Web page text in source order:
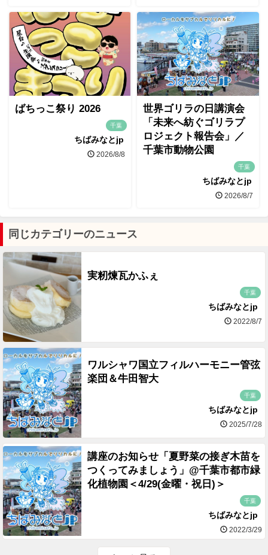
ばちっこ祭り 2026
千葉
ちばみなとjp
2026/8/8
世界ゴリラの日講演会
「未来へ紡ぐゴリラプ
ロジェクト報告会」／
千葉市動物公園
千葉
ちばみなとjp
2026/8/7
同じカテゴリーのニュース
実籾煉瓦かふぇ
千葉
ちばみなとjp
2022/8/7
ワルシャワ国立フィルハーモニー管弦
楽団＆牛田智大
千葉
ちばみなとjp
2025/7/28
講座のお知らせ「夏野菜の接ぎ木苗を
つくってみましょう」@千葉市都市緑
化植物園＜4/29(金曜・祝日)＞
千葉
ちばみなとjp
2022/3/29